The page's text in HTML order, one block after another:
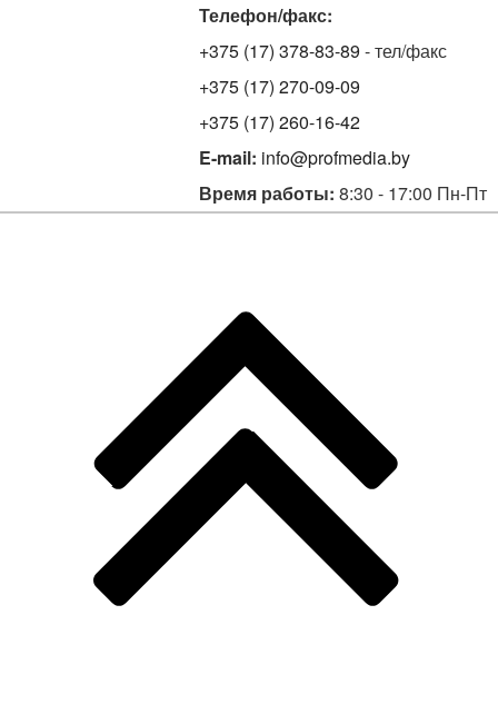
Телефон/факс:
+375 (17) 378-83-89 - тел/факс
+375 (17) 270-09-09
+375 (17) 260-16-42
E-mail: info@profmedia.by
Время работы: 8:30 - 17:00 Пн-Пт